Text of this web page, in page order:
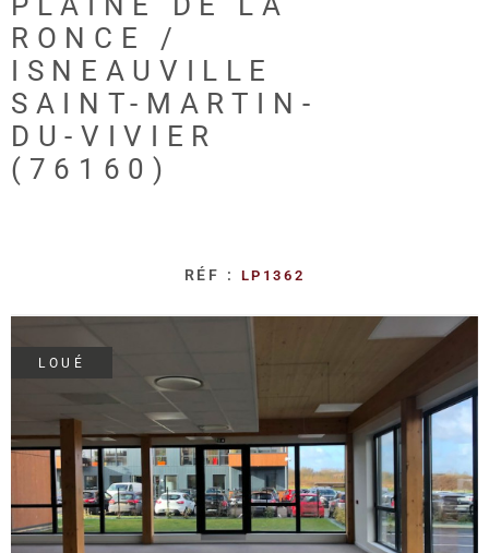
RONCE /
ISNEAUVILLE
SAINT-MARTIN-
DU-VIVIER
(76160)
RÉF : LP1362
LOUÉ